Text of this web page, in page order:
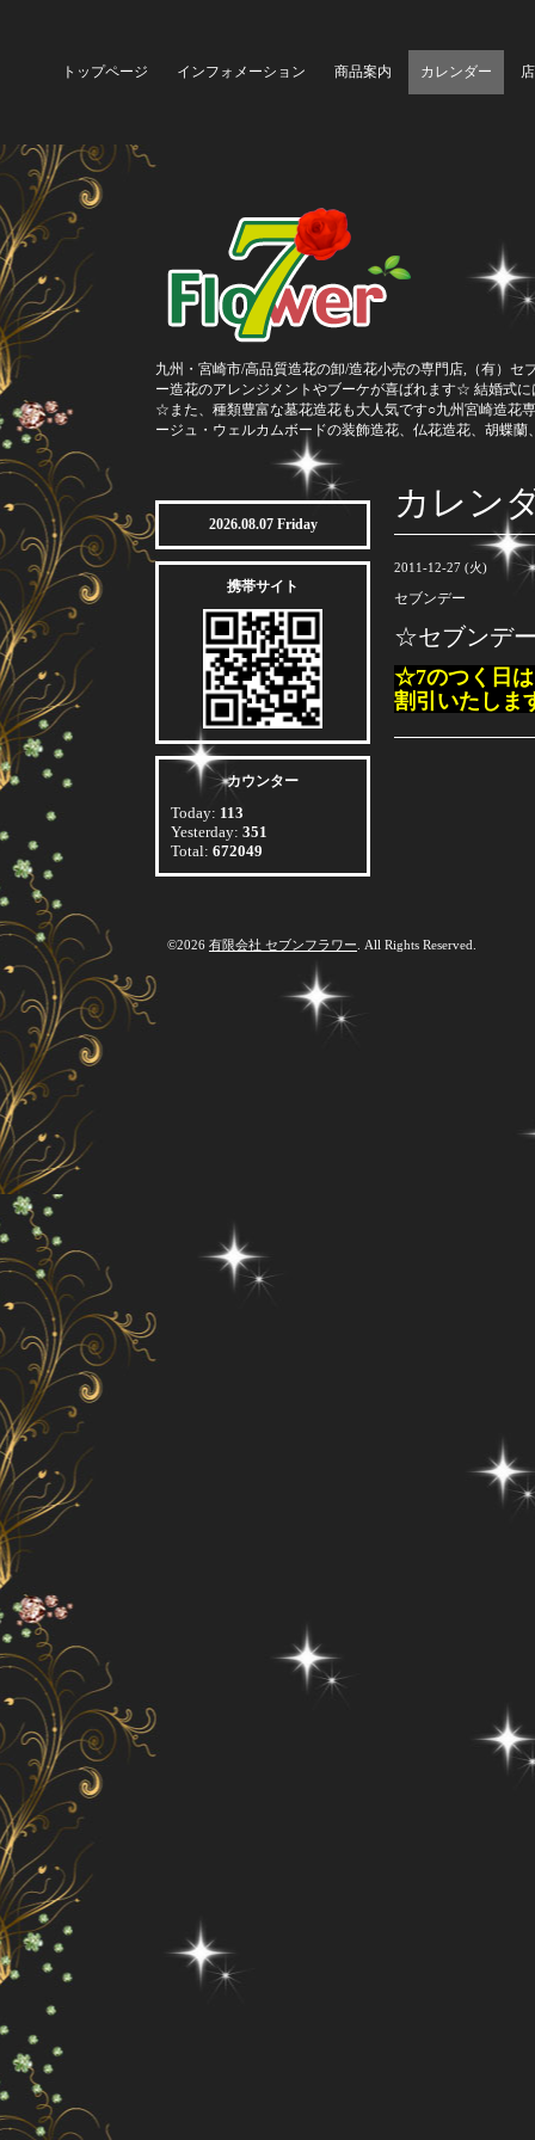
トップページ インフォメーション 商品案内 カレンダー
九州・宮崎市/高品質造花の卸/造花小売の専門店,（有）
ー造花のアレンジメントやブーケが喜ばれます☆ 結婚式
☆また、種類豊富な墓花造花も大人気です○九州宮崎造花
ージュ・ウェルカムボードの装飾造花、仏花造花、胡蝶蘭
カレン
2011-12-27 (火)
セブンデー
☆セブンデ
☆7のつく日
割引いたしま
2026.08.07 Friday
携帯サイト
カウンター
Today: 113
Yesterday: 351
Total: 672049
©2026 有限会社 セブンフラワー . All Rights Reserved.